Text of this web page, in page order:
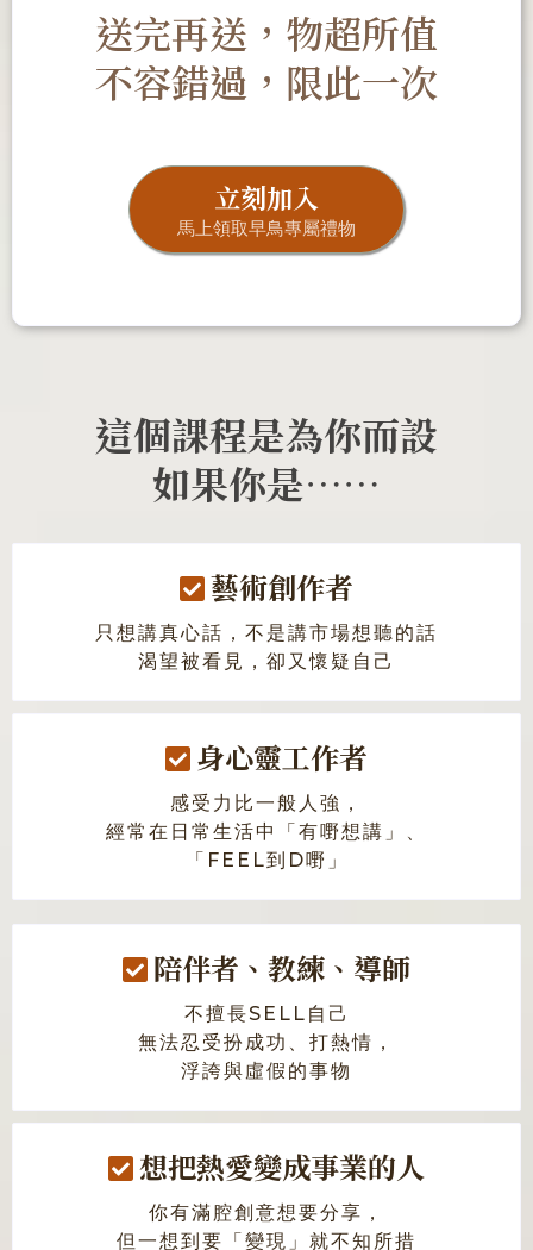
送完再送，物超所值
不容錯過，限此一次
立刻加入
馬上領取早鳥專屬禮物
這個課程是為你而設
如果你是⋯⋯
藝術創作者
只想講真心話，不是講市場想聽的話
渴望被看見，卻又懷疑自己
身心靈工作者
感受力比一般人強，
經常在日常生活中「有嘢想講」、
「FEEL到D嘢」
陪伴者、教練、導師
不擅長SELL自己
無法忍受扮成功、打熱情，
浮誇與虛假的事物
想把熱愛變成事業的人
你有滿腔創意想要分享，
但一想到要「變現」就不知所措